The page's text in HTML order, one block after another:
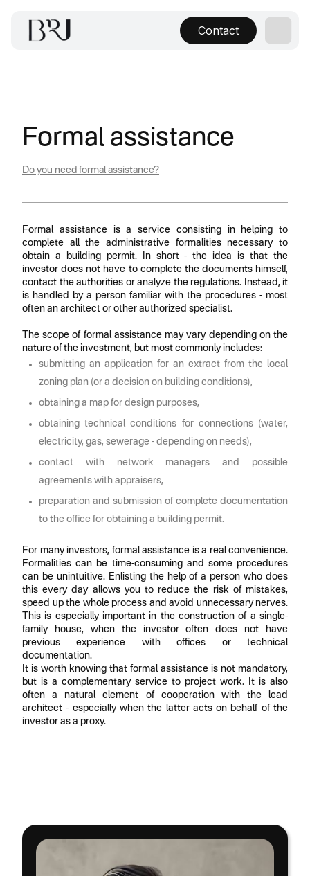
Contact
Formal assistance
Do you need formal assistance?
Formal assistance is a service consisting in helping to
complete all the administrative formalities necessary to
obtain a building permit. In short - the idea is that the
investor does not have to complete the documents himself,
contact the authorities or analyze the regulations. Instead, it
is handled by a person familiar with the procedures - most
often an architect or other authorized specialist.
The scope of formal assistance may vary depending on the
nature of the investment, but most commonly includes:
submitting an application for an extract from the local
zoning plan (or a decision on building conditions),
obtaining a map for design purposes,
obtaining technical conditions for connections (water,
electricity, gas, sewerage - depending on needs),
contact with network managers and possible
agreements with appraisers,
preparation and submission of complete documentation
to the office for obtaining a building permit.
For many investors, formal assistance is a real convenience.
Formalities can be time-consuming and some procedures
can be unintuitive. Enlisting the help of a person who does
this every day allows you to reduce the risk of mistakes,
speed up the whole process and avoid unnecessary nerves.
This is especially important in the construction of a single-
family house, when the investor often does not have
previous experience with offices or technical
documentation.
It is worth knowing that formal assistance is not mandatory,
but is a complementary service to project work. It is also
often a natural element of cooperation with the lead
architect - especially when the latter acts on behalf of the
investor as a proxy.